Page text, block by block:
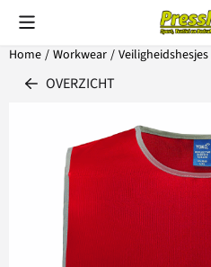
Cookievoorkeuren zijn
Home / Workwear / Veiligheidshesjes
OVERZICHT